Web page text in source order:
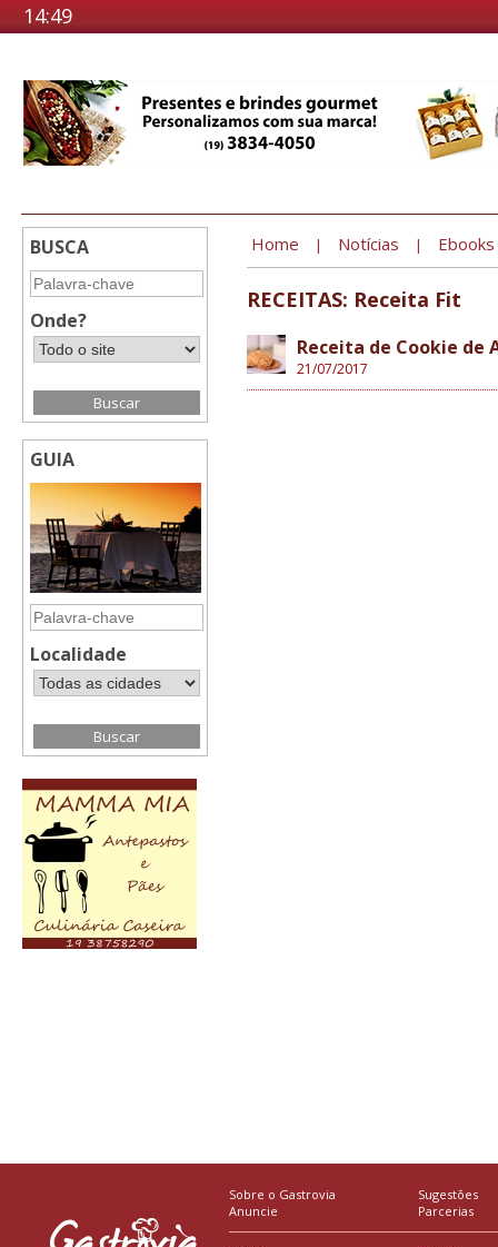
14:49
BUSCA
Onde?
GUIA
Localidade
Home | Notícias | Ebooks
RECEITAS: Receita Fit
Receita de Cookie de
21/07/2017
Sobre o Gastrovia
Anuncie
Sugestões
Parcerias